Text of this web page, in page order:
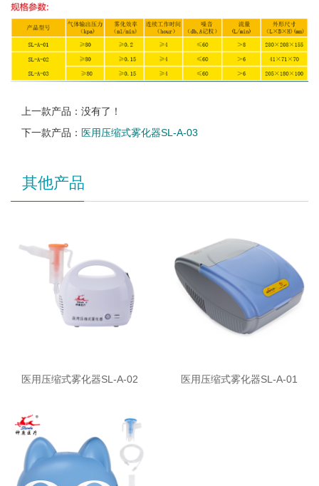
上一款产品：没有了！
下一款产品： 医用压缩式雾化器SL-A-03
其他产品
医用压缩式雾化器SL-A-02 医用压缩式雾化器SL-A-01